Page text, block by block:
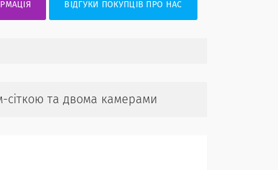
ВІДГУКИ ПОКУПЦІВ ПРО НАС
сіткою та двома камерами